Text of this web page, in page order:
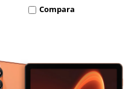
Compara